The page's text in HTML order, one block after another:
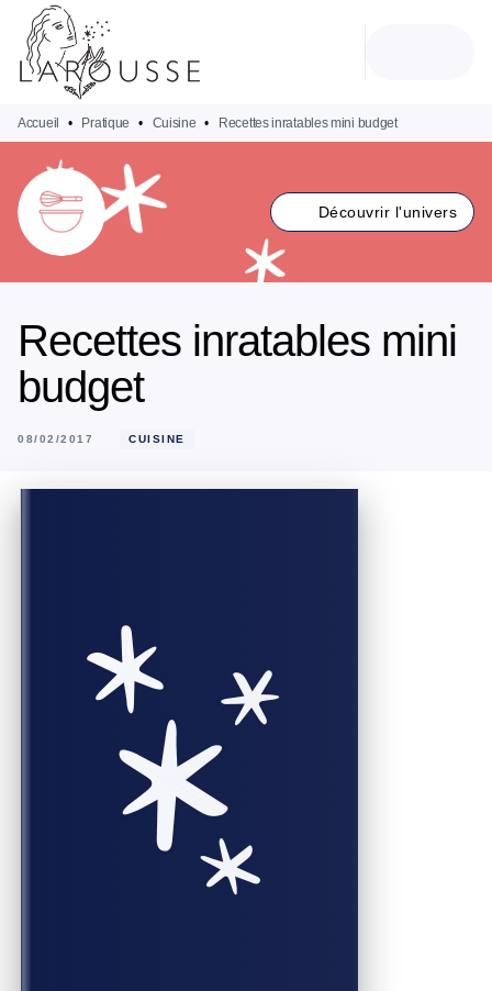
MENU
PIED DE PAGE
Accueil • Pratique • Cuisine • Recettes inratables mini budget
Découvrir l'univers
Recettes inratables mini
budget
08/02/2017 CUISINE